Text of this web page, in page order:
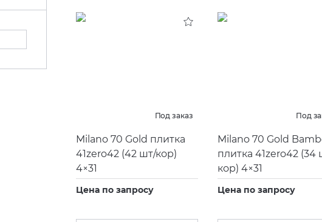
Под заказ
Milano 70 Gold плитка
41zero42 (42 шт/кор)
4×31
Цена по запросу
Под
Milano 70 Gold
плитка 41zero42 (34
кор) 4×31
Цена по запросу